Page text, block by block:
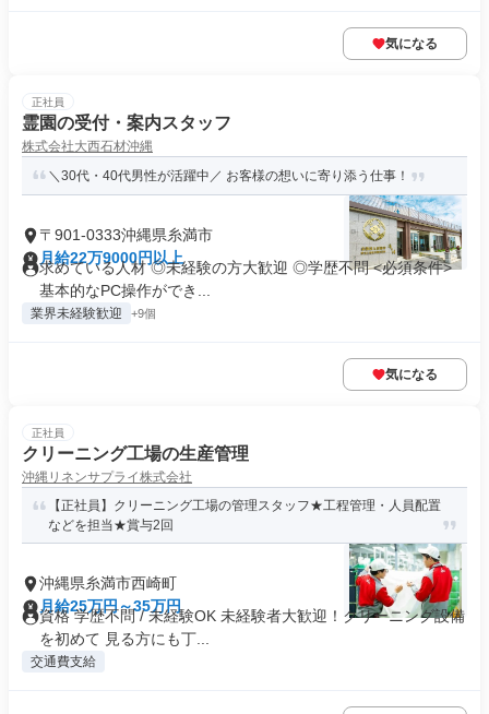
気になる
正社員
霊園の受付・案内スタッフ
株式会社大西石材沖縄
＼30代・40代男性が活躍中／ お客様の想いに寄り添う仕事！
〒901-0333沖縄県糸満市
月給22万9000円以上
求めている人材 ◎未経験の方大歓迎 ◎学歴不問 <必須条件>
基本的なPC操作ができ...
業界未経験歓迎 +9個
気になる
正社員
クリーニング工場の生産管理
沖縄リネンサプライ株式会社
【正社員】クリーニング工場の管理スタッフ★工程管理・人員配置
などを担当★賞与2回
沖縄県糸満市西崎町
月給25万円～35万円
資格 学歴不問 / 未経験OK 未経験者大歓迎！クリーニング設備
を初めて 見る方にも丁...
交通費支給